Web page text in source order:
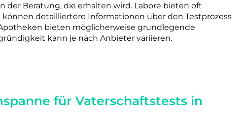
der Beratung, die erhalten wird. Labore bieten oft
detailliertere Informationen über den Testprozess
bieten möglicherweise grundlegende
kann je nach Anbieter variieren.
für Vaterschaftstests in